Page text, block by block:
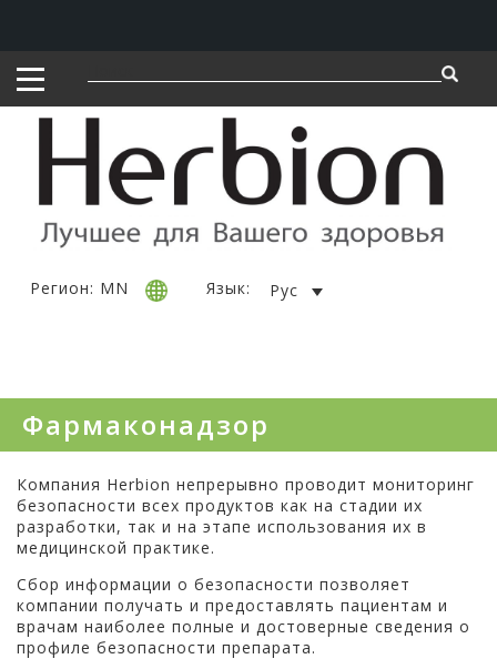
Регион: MN Язык: Рус
Фармаконадзор
Компания Herbion непрерывно проводит мониторинг
безопасности всех продуктов как на стадии их
разработки, так и на этапе использования их в
медицинской практике.
Сбор информации о безопасности позволяет
компании получать и предоставлять пациентам и
врачам наиболее полные и достоверные сведения о
профиле безопасности препарата.